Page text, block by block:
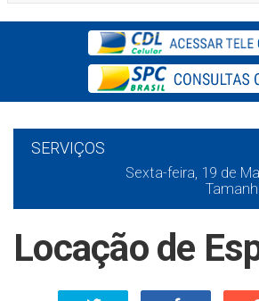
SERVIÇOS
Sexta-feira, 19 de
Locação de